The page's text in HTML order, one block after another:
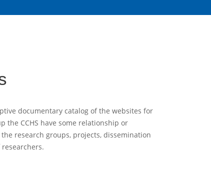
documentary catalog of the websites for
the CCHS have some relationship or
research groups, projects, dissemination